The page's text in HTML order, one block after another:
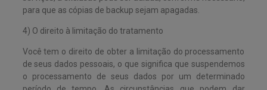
para que as cópias de backup sejam apagadas.
4) O direito à limitação do tratamento
Você tem o direito de obter a limitação do processamento
de seus dados pessoais, o que significa que suspendemos
o processamento de seus dados por um determinado